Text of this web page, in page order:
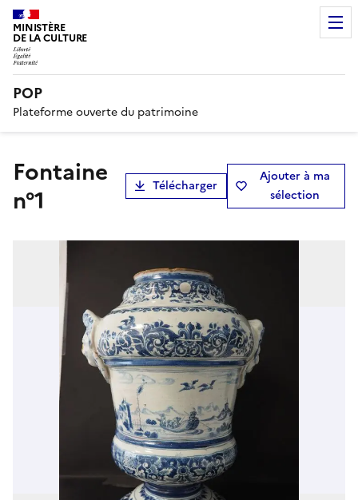
MINISTÈRE
DE LA CULTURE
POP
Plateforme ouverte du patrimoine
fontaine
n°1
Télécharger
Ajouter à ma
sélection